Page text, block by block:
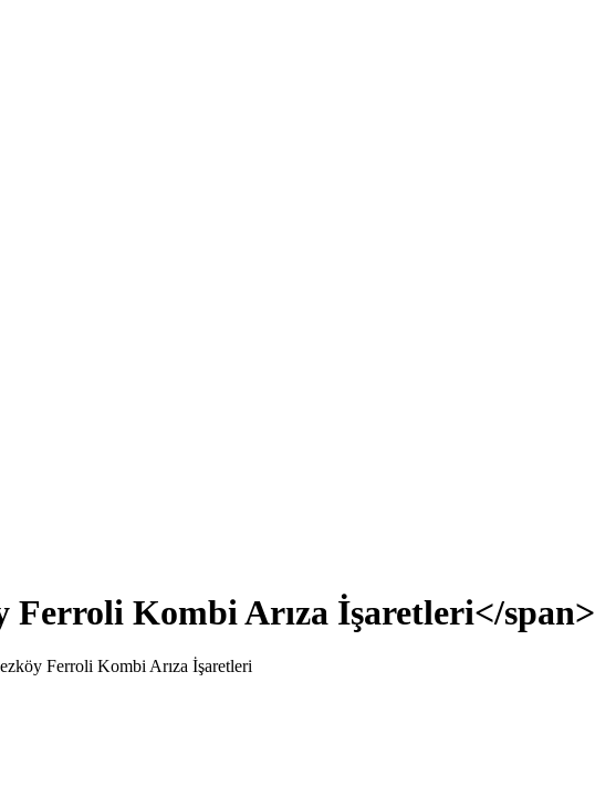
Ferroli Kombi Arıza İşaretleri</span>
Ferroli Kombi Arıza İşaretleri